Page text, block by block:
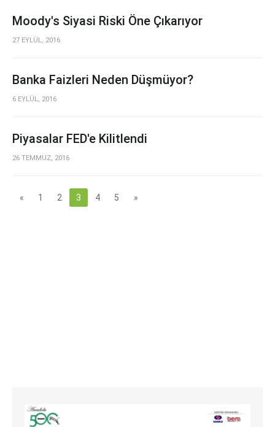
Moody's Siyasi Riski Öne Çıkarıyor
27 EYLÜL, 2016
Banka Faizleri Neden Düşmüyor?
6 EYLÜL, 2016
Piyasalar FED'e Kilitlendi
26 TEMMUZ, 2016
« 1 2 3 4 5 »